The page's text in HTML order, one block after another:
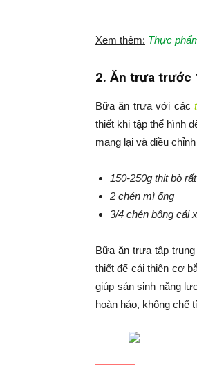
Xem thêm: Thực
2. Ăn trưa trước
Bữa ăn trưa với các
thiết khi tập thể hình
mang lại và điều
150-250g thịt bò
2 chén mì ống
3/4 chén bông cải
Bữa ăn trưa tập
thiết để cải thiện cơ
giúp sản sinh năng
hoàn hảo, khống chế